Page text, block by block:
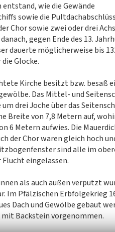
entstand, wie die Gewände
sowie die
Chor sowie zwei oder drei
gegen Ende des 13.
dauerte möglicherweise bis
Glocke.
Kirche besitzt bzw. besaß
Das Mittel- und
drei Joche über das
Breite von 7,8 Metern auf,
6 Metern aufwies. Die
der Chor waren gleich hoch
sind alle im
eingelassen.
als auch außen verputzt
Im Pfälzischen Erbfolgekrieg
Dach und Gewölbe gebaut
mit Backstein vorgenommen.